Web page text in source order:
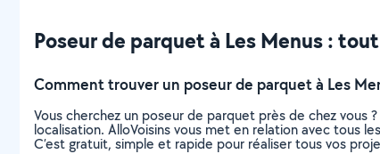
Poseur de parquet à Les Menus :
Comment trouver un poseur de parquet à Les
Vous cherchez un poseur de parquet près de chez
localisation. AlloVoisins vous met en relation avec tous
C’est gratuit, simple et rapide pour réaliser tous vos